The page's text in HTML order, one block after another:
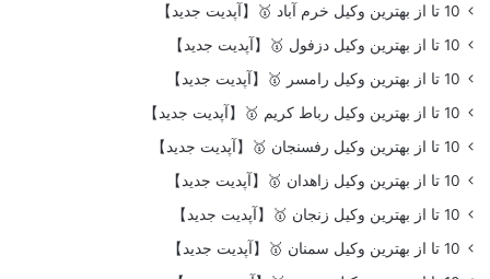
10 تا از بهترین وکیل خرم آباد 🥇【آپدیت جدید】
10 تا از بهترین وکیل دزفول 🥇【آپدیت جدید】
10 تا از بهترین وکیل رامسر 🥇【آپدیت جدید】
10 تا از بهترین وکیل رباط کریم 🥇【آپدیت جدید】
10 تا از بهترین وکیل رفسنجان 🥇【آپدیت جدید】
10 تا از بهترین وکیل زاهدان 🥇【آپدیت جدید】
10 تا از بهترین وکیل زنجان 🥇【آپدیت جدید】
10 تا از بهترین وکیل سمنان 🥇【آپدیت جدید】